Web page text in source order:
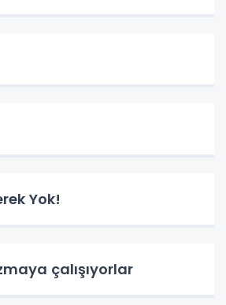
Yok!
çalışıyorlar